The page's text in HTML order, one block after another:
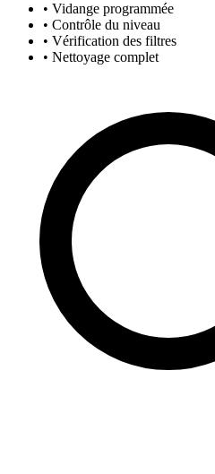
• Vidange programmée
• Contrôle du niveau
• Vérification des filtres
• Nettoyage complet